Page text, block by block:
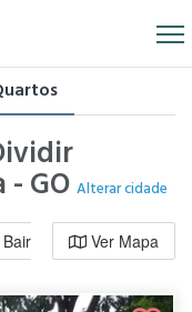
- GO Alterar cidade
Bairro / RegiãoVer Mapa